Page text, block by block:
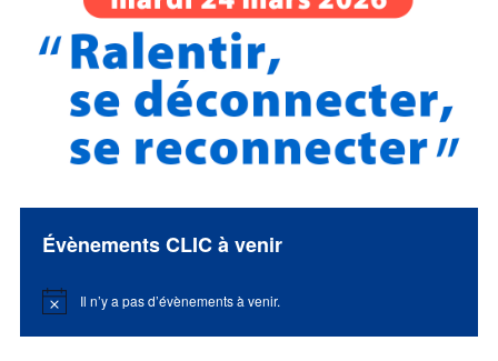
Évènements CLIC à venir
Notice Il n’y a pas d’évènements à venir.